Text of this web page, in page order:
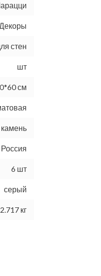
стен
шт
см
камень
Россия
6 шт
серый
2.717 кг